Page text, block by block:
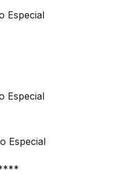
Especial
Especial
Especial